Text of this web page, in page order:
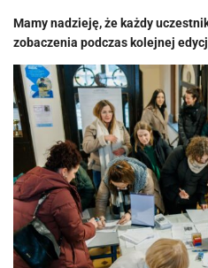
Mamy nadzieję, że każdy
zobaczenia podczas kolejnej